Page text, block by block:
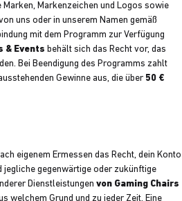
Markenzeichen und Logos sowie
uns oder in unserem Namen gemäß
mit dem Programm zur Verfügung
& Events behält sich das Recht vor, das
Bei Beendigung des Programms zahlt
Gewinne aus, die über 50 €
eigenem Ermessen das Recht, dein Konto
jegliche gegenwärtige oder zukünftige
Dienstleistungen von Gaming Chairs
welchem Grund und zu jeder Zeit. Eine